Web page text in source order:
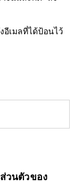
อีเมลที่ได้ป้อนไว้
วนตัวของ